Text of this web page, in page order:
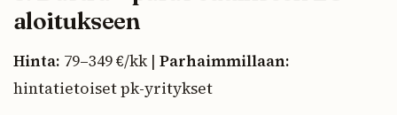
aloitukseen
Hinta: 79–349 €/kk | Parhaimmillaan:
hintatietoiset pk-yritykset